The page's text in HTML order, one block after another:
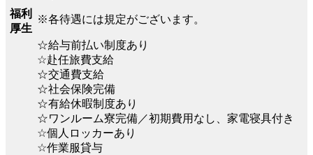
福利
厚生
※各待遇には規定がございます。
☆給与前払い制度あり
☆赴任旅費支給
☆交通費支給
☆社会保険完備
☆有給休暇制度あり
☆ワンルーム寮完備／初期費用なし、家電寝具付き
☆個人ロッカーあり
☆作業服貸与